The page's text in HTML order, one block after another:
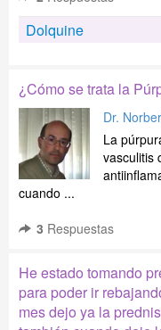
Dolquine
¿Cómo se trata la
Dr.
La
vasculitis
cuando ...
3 Respuestas
He estado tomando
para poder ir
mes dejo ya la